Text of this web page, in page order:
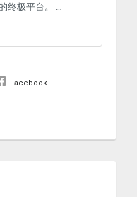
终极平台。 …
Facebook